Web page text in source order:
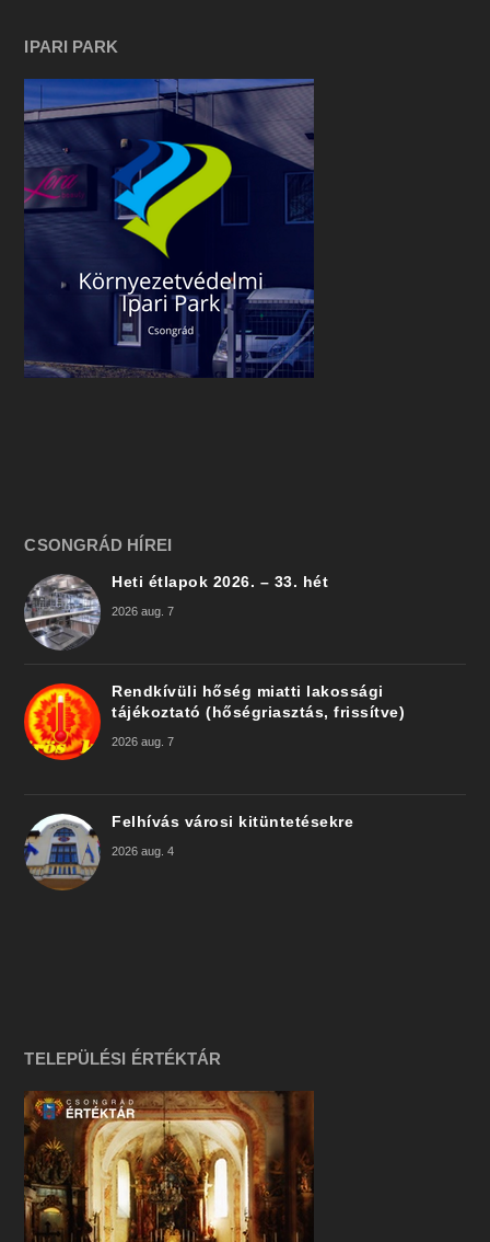
IPARI PARK
CSONGRÁD HÍREI
Heti étlapok 2026. – 33. hét
2026 aug. 7
Rendkívüli hőség miatti lakossági
tájékoztató (hőségriasztás, frissítve)
2026 aug. 7
Felhívás városi kitüntetésekre
2026 aug. 4
TELEPÜLÉSI ÉRTÉKTÁR